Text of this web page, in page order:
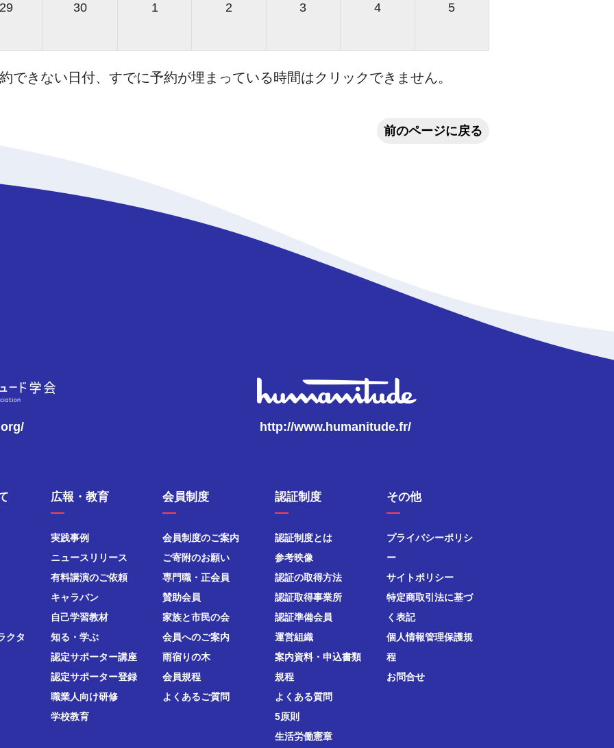
30 1 2 3 4 5
できない日付、すでに予約が埋まっている時間はクリックできません。
前のページに戻る
http://www.humanitude.fr/
クタ
広報・教育
実践事例
ニュースリリース
有料講演のご依頼
キャラバン
自己学習教材
知る・学ぶ
認定サポーター講座
認定サポーター登録
職業人向け研修
学校教育
会員制度
会員制度のご案内
ご寄附のお願い
専門職・正会員
賛助会員
家族と市民の会
会員へのご案内
雨宿りの木
会員規程
よくあるご質問
認証制度
認証制度とは
参考映像
認証の取得方法
認証取得事業所
認証準備会員
運営組織
案内資料・申込書類
規程
よくある質問
5原則
生活労働憲章
その他
プライバシーポリシ
ー
サイトポリシー
特定商取引法に基づ
く表記
個人情報管理保護規
程
お問合せ